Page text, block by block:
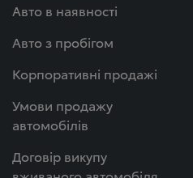
Авто в наявності
Авто з пробігом
Корпоративні продажі
Умови продажу
автомобілів
Договір викупу